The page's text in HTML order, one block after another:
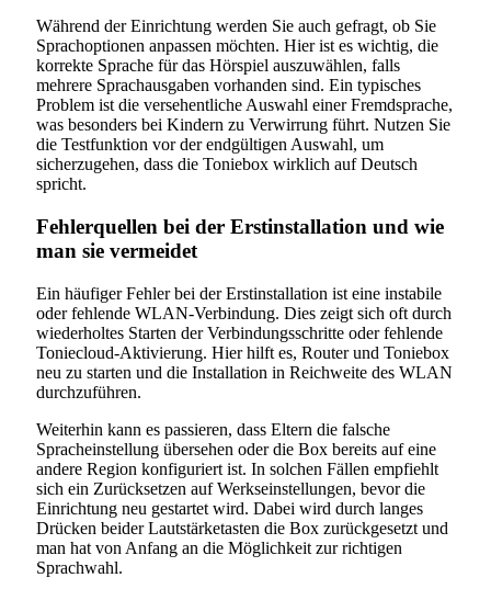
Während der Einrichtung werden Sie auch gefragt, ob Sie
Sprachoptionen anpassen möchten. Hier ist es wichtig, die
korrekte Sprache für das Hörspiel auszuwählen, falls
mehrere Sprachausgaben vorhanden sind. Ein typisches
Problem ist die versehentliche Auswahl einer Fremdsprache,
was besonders bei Kindern zu Verwirrung führt. Nutzen Sie
die Testfunktion vor der endgültigen Auswahl, um
sicherzugehen, dass die Toniebox wirklich auf Deutsch
spricht.
Fehlerquellen bei der Erstinstallation und wie
man sie vermeidet
Ein häufiger Fehler bei der Erstinstallation ist eine instabile
oder fehlende WLAN-Verbindung. Dies zeigt sich oft durch
wiederholtes Starten der Verbindungsschritte oder fehlende
Toniecloud-Aktivierung. Hier hilft es, Router und Toniebox
neu zu starten und die Installation in Reichweite des WLAN
durchzuführen.
Weiterhin kann es passieren, dass Eltern die falsche
Spracheinstellung übersehen oder die Box bereits auf eine
andere Region konfiguriert ist. In solchen Fällen empfiehlt
sich ein Zurücksetzen auf Werkseinstellungen, bevor die
Einrichtung neu gestartet wird. Dabei wird durch langes
Drücken beider Lautstärketasten die Box zurückgesetzt und
man hat von Anfang an die Möglichkeit zur richtigen
Sprachwahl.